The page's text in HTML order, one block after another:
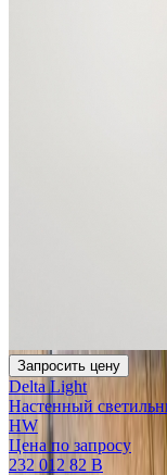
Запросить цену
Delta Light
Настенный
HW
Цена по запросу
232 012 82 B